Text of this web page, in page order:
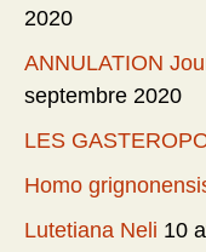
2020
ANNULATION
septembre 2020
LES
Homo
Lutetiana Neli 10